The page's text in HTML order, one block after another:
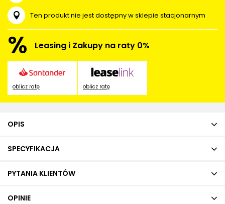
Ten produkt nie jest dostępny w sklepie stacjonarnym
% Leasing i Zakupy na raty 0%
oblicz ratę oblicz ratę
OPIS
SPECYFIKACJA
PYTANIA KLIENTÓW
OPINIE